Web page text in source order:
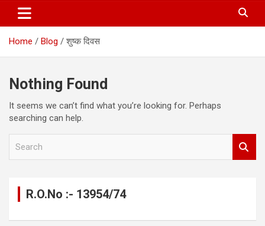
Home Blog शुष्क दिवस
Nothing Found
It seems we can’t find what you’re looking for. Perhaps
searching can help.
R.O.No :- 13954/74